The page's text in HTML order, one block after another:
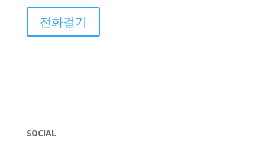
전화걸기
SOCIAL